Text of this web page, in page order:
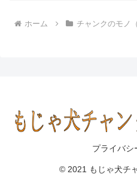
ホーム チャンクのモノ
プライバシ
© 2021 もじゃ犬チ